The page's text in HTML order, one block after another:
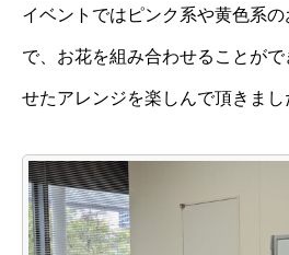
イベントではピンク系や黄色系
で、お花を組み合わせることが
せたアレンジを楽しんで頂きまし